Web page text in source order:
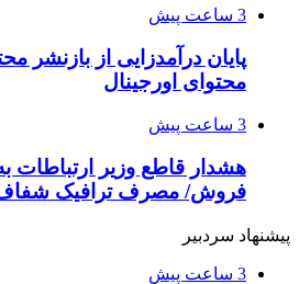
3 ساعت پیش
پایان درآمدزایی از بازنشر
محتوای اورجینال
3 ساعت پیش
هشدار قاطع وزیر ارتباطات
فروش/ مصرف ترافیک
پیشنهاد سردبیر
3 ساعت پیش